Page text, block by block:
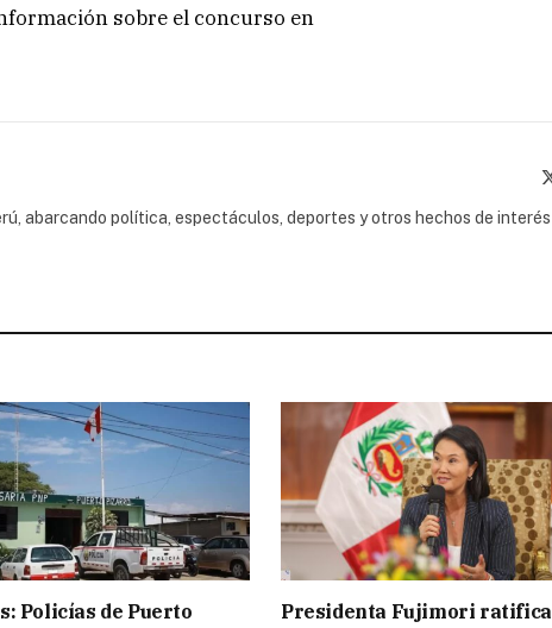
sobre el concurso en
abarcando política, espectáculos, deportes y otros hechos de interés
Policías de Puerto
Presidenta Fujimori ratifica